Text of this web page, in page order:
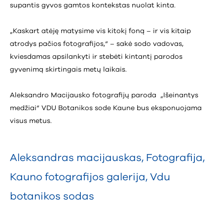
supantis gyvos gamtos kontekstas nuolat kinta.
„Kaskart atėję matysime vis kitokį foną – ir vis kitaip
atrodys pačios fotografijos,“ – sakė sodo vadovas,
kviesdamas apsilankyti ir stebėti kintantį parodos
gyvenimą skirtingais metų laikais.
Aleksandro Macijausko fotografijų paroda „Išeinantys
medžiai“ VDU Botanikos sode Kaune bus eksponuojama
visus metus.
Aleksandras macijauskas, Fotografija,
Kauno fotografijos galerija, Vdu
botanikos sodas